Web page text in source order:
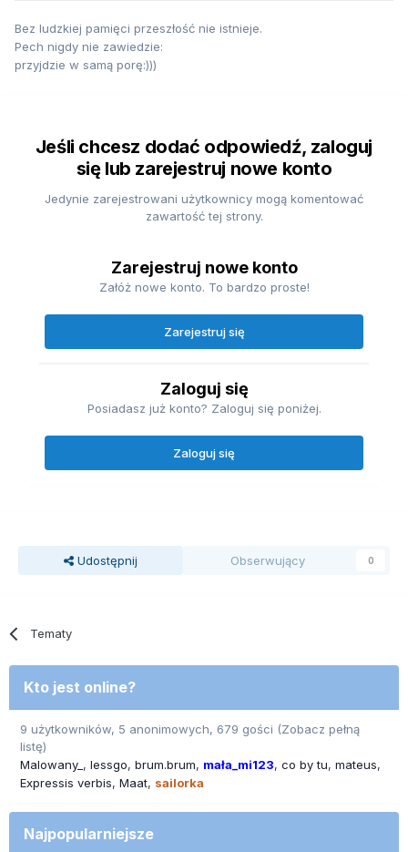
Bez ludzkiej pamięci przeszłość nie istnieje.
Pech nigdy nie zawiedzie:
przyjdzie w samą porę:)))
Jeśli chcesz dodać odpowiedź, zaloguj
się lub zarejestruj nowe konto
Jedynie zarejestrowani użytkownicy mogą komentować
zawartość tej strony.
Zarejestruj nowe konto
Załóż nowe konto. To bardzo proste!
Zarejestruj się
Zaloguj się
Posiadasz już konto? Zaloguj się poniżej.
Zaloguj się
Udostępnij Obserwujący 0
Tematy
Kto jest online?
9 użytkowników, 5 anonimowych, 679 gości (Zobacz pełną
listę)
Malowany_
lessgo brum.brum mała_mi123 co by tu mateus
Expressis verbis Maat sailorka
Najpopularniejsze